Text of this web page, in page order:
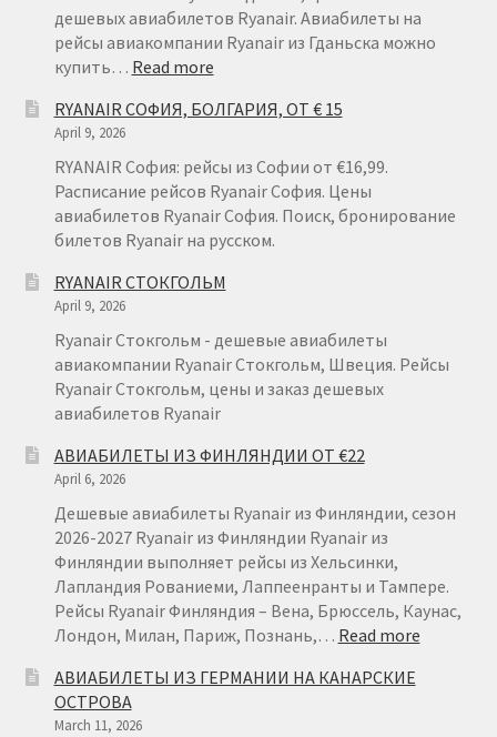
дешевых авиабилетов Ryanair. Авиабилеты на
рейсы авиакомпании Ryanair из Гданьска можно
купить… Read more:
ГДАНЬСК
RYANAIR СОФИЯ, БОЛГАРИЯ, ОТ € 15
April 9, 2026
RYANAIR София: рейсы из Софии от €16,99.
Расписание рейсов Ryanair София. Цены
авиабилетов Ryanair София. Поиск, бронирование
билетов Ryanair на русском.
RYANAIR СТОКГОЛЬМ
April 9, 2026
Ryanair Стокгольм - дешевые авиабилеты
авиакомпании Ryanair Стокгольм, Швеция. Рейсы
Ryanair Стокгольм, цены и заказ дешевых
авиабилетов Ryanair
АВИАБИЛЕТЫ ИЗ ФИНЛЯНДИИ ОТ €22
April 6, 2026
Дешевые авиабилеты Ryanair из Финляндии, сезон
2026-2027 Ryanair из Финляндии Ryanair из
Финляндии выполняет рейсы из Хельсинки,
Лапландия Рованиеми, Лаппеенранты и Тампере.
Рейсы Ryanair Финляндия – Вена, Брюссель, Каунас,
Лондон, Милан, Париж, Познань,… Read more:
АВИАБИЛЕТЫ ИЗ ГЕРМАНИИ НА КАНАРСКИЕ
ОСТРОВА
March 11, 2026